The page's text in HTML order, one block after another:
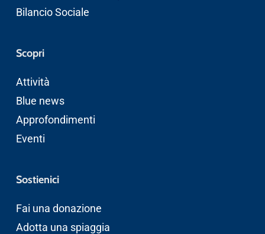
Bilancio Sociale
Scopri
Attività
Blue news
Approfondimenti
Eventi
Sostienici
Fai una donazione
Adotta una spiaggia